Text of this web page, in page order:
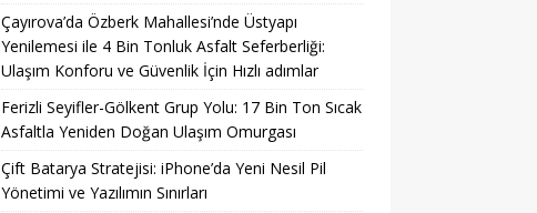
Çayırova’da Özberk Mahallesi’nde Üstyapı
Yenilemesi ile 4 Bin Tonluk Asfalt Seferberliği:
Ulaşım Konforu ve Güvenlik İçin Hızlı adımlar
Ferizli Seyifler-Gölkent Grup Yolu: 17 Bin Ton Sıcak
Asfaltla Yeniden Doğan Ulaşım Omurgası
Çift Batarya Stratejisi: iPhone’da Yeni Nesil Pil
Yönetimi ve Yazılımın Sınırları